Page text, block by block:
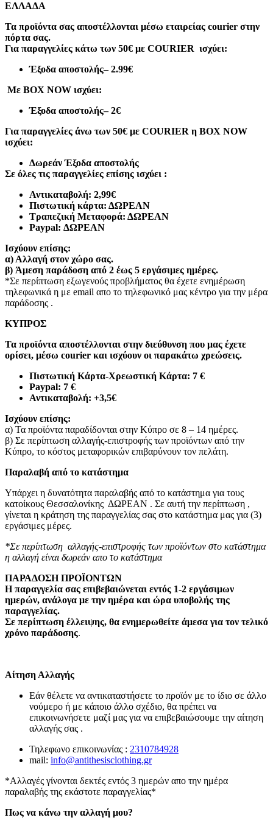
ΕΛΛΑΔΑ
Τα προϊόντα σας αποστέλλονται μέσω εταιρείας courier στην
πόρτα σας.
Για παραγγελίες κάτω των 50€ με COURIER ισχύει:
Έξοδα αποστολής– 2.99€
Με BOX NOW ισχύει:
Έξοδα αποστολής– 2€
Για παραγγελίες άνω των 50€ με COURIER η BOX NOW
ισχύει:
Δωρεάν Έξοδα αποστολής
Σε όλες τις παραγγελίες επίσης ισχύει :
Αντικαταβολή: 2,99€
Πιστωτική κάρτα: ΔΩΡΕΑΝ
Τραπεζική Μεταφορά: ΔΩΡΕΑΝ
Paypal: ΔΩΡΕΑΝ
Ισχύουν επίσης:
α)Αλλαγή στον χώρο σας.
β) Άμεση παράδοση από 2 έως 5 εργάσιμες ημέρες.
*Σε περίπτωση εξωγενούς προβλήματος θα έχετε ενημέρωση
τηλεφωνικά η με email απο το τηλεφωνικό μας κέντρο για την μέρα
παράδοσης .
ΚΥΠΡΟΣ
Τα προϊόντα αποστέλλονται στην διεύθυνση που μας έχετε
ορίσει, μέσω courier και ισχύουν οι παρακάτω χρεώσεις.
Πιστωτική Κάρτα-Χρεωστική Κάρτα: 7 €​
Paypal: 7 €
Αντικαταβολή: +3,5€
Ισχύουν επίσης:
α) Τα προϊόντα παραδίδονται στην Κύπρο σε 8 – 14 ημέρες.
β) Σε περίπτωση αλλαγής-επιστροφής των προϊόντων από την
Κύπρο, το κόστος μεταφορικών επιβαρύνουν τον πελάτη.
Παραλαβή από το κατάστημα
Υπάρχει η δυνατότητα παραλαβής από το κατάστημα για τους
κατοίκους Θεσσαλονίκης ΔΩΡΕΑΝ . Σε αυτή την περίπτωση ,
γίνεται η κράτηση της παραγγελίας σας στο κατάστημα μας για (3)
εργάσιμες μέρες.
*Σε περίπτωση αλλαγής-επιστροφής των προϊόντων στο κατάστημα
η αλλαγή είναι δωρεάν απο το κατάστημα
ΠΑΡΑΔΟΣΗ ΠΡΟΪΟΝΤΩΝ
Η παραγγελία σας επιβεβαιώνεται εντός 1-2 εργάσιμων
ημερών, ανάλογα με την ημέρα και ώρα υποβολής της
παραγγελίας.
Σε περίπτωση έλλειψης, θα ενημερωθείτε άμεσα για τον τελικό
χρόνο παράδοσης.
Αίτηση Αλλαγής
Εάν θέλετε να αντικαταστήσετε το προϊόν με το ίδιο σε άλλο
νούμερο ή με κάποιο άλλο σχέδιο, θα πρέπει να
επικοινωνήσετε μαζί μας για να επιβεβαιώσουμε την αίτηση
αλλαγής σας .
Τηλεφωνο επικοινωνίας : 2310784928
mail: info@antithesisclothing.gr
*Αλλαγές γίνονται δεκτές εντός 3 ημερών απο την ημέρα
παραλαβής της εκάστοτε παραγγελίας*
Πως να κάνω την αλλαγή μου?